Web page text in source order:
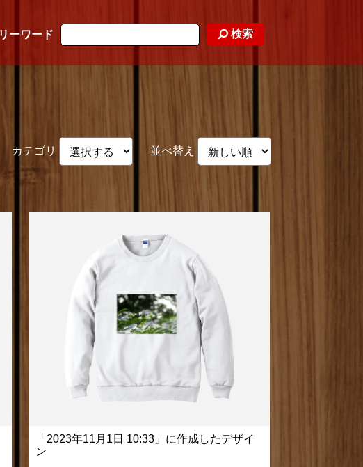
ーワード 検索
カテゴリ 並べ替え
「2023年11月1日 10:33」に作成したデザイ
ン